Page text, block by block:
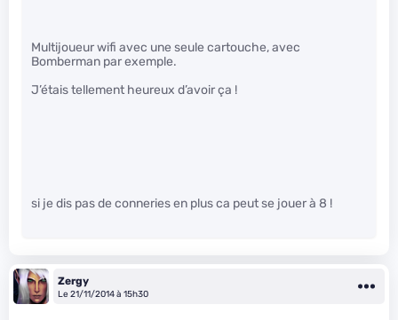
Multijoueur wifi avec une seule cartouche, avec
Bomberman par exemple.
J’étais tellement heureux d’avoir ça !
si je dis pas de conneries en plus ca peut se jouer à 8 !
Zergy
Le 21/11/2014 à 15h30